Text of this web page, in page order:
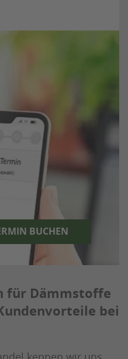
BUCHEN
für Dämmstoffe
bei